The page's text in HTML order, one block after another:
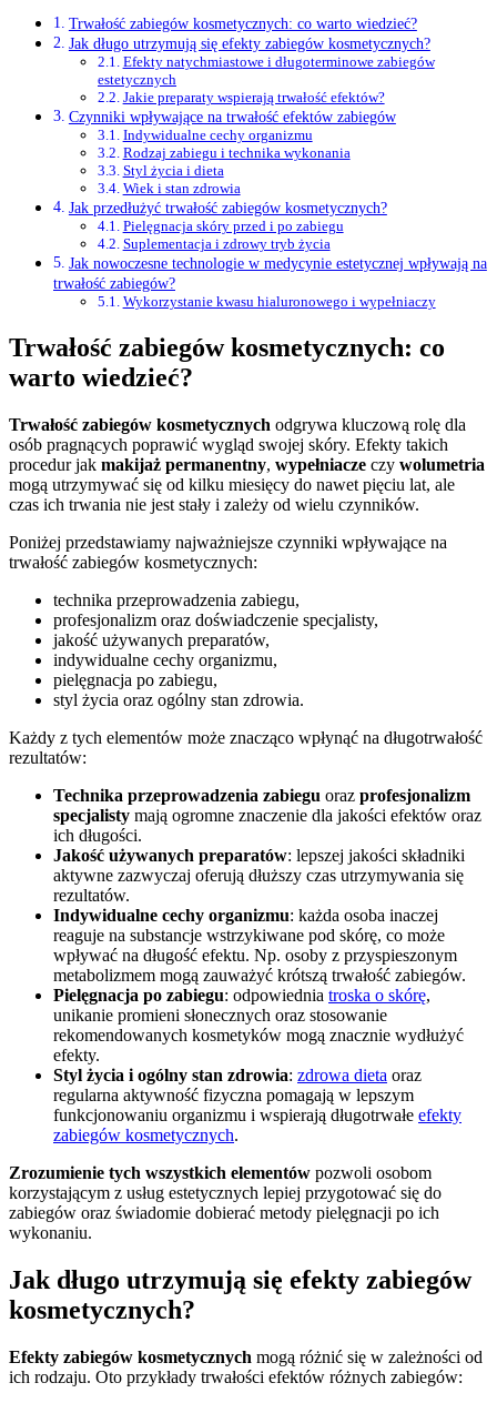
Trwałość zabiegów kosmetycznych: co warto wiedzieć?
Jak długo utrzymują się efekty zabiegów kosmetycznych?
Efekty natychmiastowe i długoterminowe zabiegów
estetycznych
Jakie preparaty wspierają trwałość efektów?
Czynniki wpływające na trwałość efektów zabiegów
Indywidualne cechy organizmu
Rodzaj zabiegu i technika wykonania
Styl życia i dieta
Wiek i stan zdrowia
Jak przedłużyć trwałość zabiegów kosmetycznych?
Pielęgnacja skóry przed i po zabiegu
Suplementacja i zdrowy tryb życia
Jak nowoczesne technologie w medycynie estetycznej wpływają na
trwałość zabiegów?
Wykorzystanie kwasu hialuronowego i wypełniaczy
Trwałość zabiegów kosmetycznych: co
warto wiedzieć?
Trwałość zabiegów kosmetycznych odgrywa kluczową rolę dla
osób pragnących poprawić wygląd swojej skóry. Efekty takich
procedur jak makijaż permanentny, wypełniacze czy wolumetria
mogą utrzymywać się od kilku miesięcy do nawet pięciu lat, ale
czas ich trwania nie jest stały i zależy od wielu czynników.
Poniżej przedstawiamy najważniejsze czynniki wpływające na
trwałość zabiegów kosmetycznych:
technika przeprowadzenia zabiegu,
profesjonalizm oraz doświadczenie specjalisty,
jakość używanych preparatów,
indywidualne cechy organizmu,
pielęgnacja po zabiegu,
styl życia oraz ogólny stan zdrowia.
Każdy z tych elementów może znacząco wpłynąć na długotrwałość
rezultatów:
Technika przeprowadzenia zabiegu oraz profesjonalizm
specjalisty mają ogromne znaczenie dla jakości efektów oraz
ich długości.
Jakość używanych preparatów: lepszej jakości składniki
aktywne zazwyczaj oferują dłuższy czas utrzymywania się
rezultatów.
Indywidualne cechy organizmu: każda osoba inaczej
reaguje na substancje wstrzykiwane pod skórę, co może
wpływać na długość efektu. Np. osoby z przyspieszonym
metabolizmem mogą zauważyć krótszą trwałość zabiegów.
Pielęgnacja po zabiegu: odpowiednia troska o skórę,
unikanie promieni słonecznych oraz stosowanie
rekomendowanych kosmetyków mogą znacznie wydłużyć
efekty.
Styl życia i ogólny stan zdrowia: zdrowa dieta oraz
regularna aktywność fizyczna pomagają w lepszym
funkcjonowaniu organizmu i wspierają długotrwałe efekty
zabiegów kosmetycznych.
Zrozumienie tych wszystkich elementów pozwoli osobom
korzystającym z usług estetycznych lepiej przygotować się do
zabiegów oraz świadomie dobierać metody pielęgnacji po ich
wykonaniu.
Jak długo utrzymują się efekty zabiegów
kosmetycznych?
Efekty zabiegów kosmetycznych mogą różnić się w zależności od
ich rodzaju. Oto przykłady trwałości efektów różnych zabiegów: